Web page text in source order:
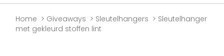
Home Giveaways Sleutelhangers
Sleutelhanger
met gekleurd stoffen lint